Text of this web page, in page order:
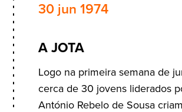
30 jun 1974
A JOTA
Logo na primeira semana de
cerca de 30 jovens liderados
António Rebelo de Sousa